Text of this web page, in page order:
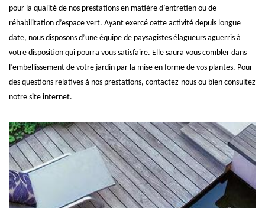
pour la qualité de nos prestations en matière d’entretien ou de
réhabilitation d’espace vert. Ayant exercé cette activité depuis longue
date, nous disposons d’une équipe de paysagistes élagueurs aguerris à
votre disposition qui pourra vous satisfaire. Elle saura vous combler dans
l’embellissement de votre jardin par la mise en forme de vos plantes. Pour
des questions relatives à nos prestations, contactez-nous ou bien consultez
notre site internet.